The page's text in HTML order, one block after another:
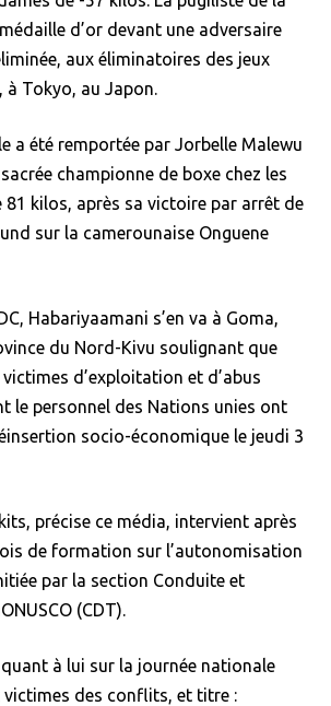
d’or devant une adversaire
aux éliminatoires des jeux
à Tokyo, au Japon.
a été remportée par Jorbelle Malewu
championne de boxe chez les
81 kilos, après sa victoire par arrêt de
sur la camerounaise Onguene
Habariyaamani s’en va à Goma,
du Nord-Kivu soulignant que
d’exploitation et d’abus
le personnel des Nations unies ont
socio-économique le jeudi 3
précise ce média, intervient après
de formation sur l’autonomisation
par la section Conduite et
(CDT).
à lui sur la journée nationale
victimes des conflits, et titre :